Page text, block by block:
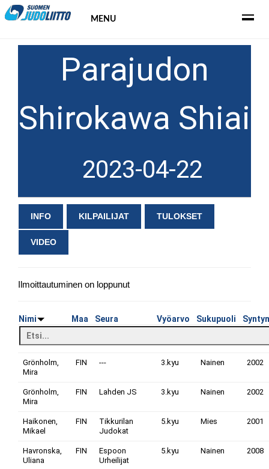
MENU
Parajudon
Shirokawa Shiai
2023-04-22
INFO KILPAILIJAT TULOKSET
VIDEO
Ilmoittautuminen on loppunut
Nimi Maa Seura Vyöarvo Sukupuoli
Grönholm,
Mira
FIN --- 3.kyu Nainen 2002
Grönholm,
Mira
FIN Lahden JS 3.kyu Nainen 2002
Haikonen,
Mikael
FIN
Tikkurilan
Judokat
5.kyu Mies 2001
Havronska,
Uliana
FIN
Espoon
Urheilijat
5.kyu Nainen 2008